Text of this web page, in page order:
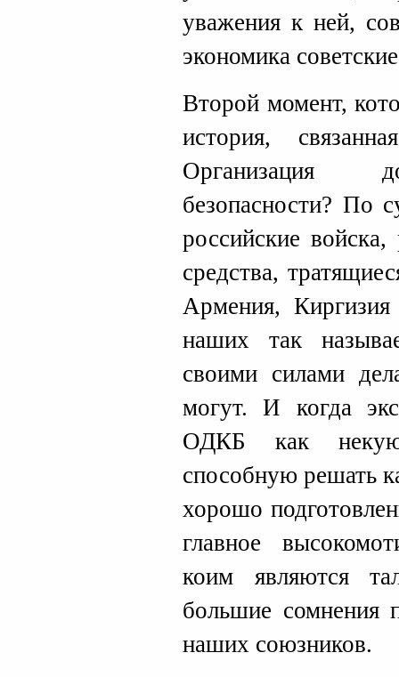
уважения к ней,
экономика
Второй момент,
история,
Организация
безопасности? По
российские
средства,
Армения,
наших так
своими силами
могут. И когда
ОДКБ как
способную решать
хорошо
главное
коим являются
большие сомнения
наших союзников.